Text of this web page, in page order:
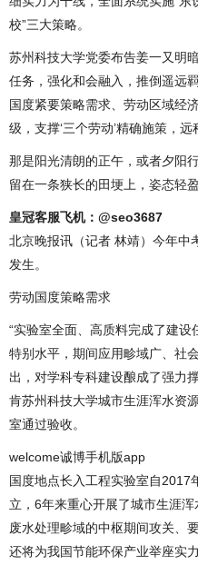
校”三大策略。
苏州科技大学党委布告姜一又明
任务，强化和会融入，推倒遥远
国度紧要策略需求、劳动区域经
级，支撑‘三个劳动’精确施策，
那是阳光清朗的正午，或者夕阳
留在一条狭长的田埂上，姿态轻盈
皇冠客服飞机：@seo3687
北京晚报讯（记者 林靖）今年中
发生。
劳动国度策略需求
“实验室全面、高质料完成了建
特别水平，期间应用畛域广、社
出，对学科专科建设酿成了强力
肯苏州科技大学城市生涯浑水资
室通过验收。
welcome诚博手机版app
国度地点长入工程实验室自2017
立，6年来重心开展了城市生涯
废水处理畛域的中枢期间攻关、
还将为我国节能环保产业举座实